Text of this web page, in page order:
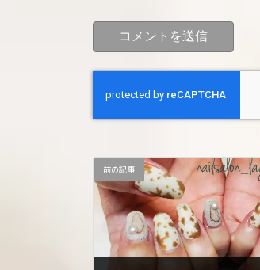
前の記事